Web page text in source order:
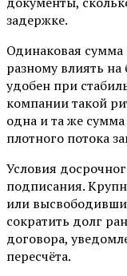
задержке.
Одинаковая
разному влиять
удобен при
компании такой
одна и та же
плотного потока
Условия
подписания.
или
сократить долг
договора,
пересчёта.